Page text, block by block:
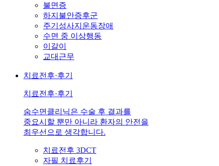
불면증
하지불안증후군
주기성사지운동장애
수면 중 이상행동
이갈이
교대근무
치료전후·후기
치료전후·후기
숨수면클리닉은 수술 후 결과를
중요시할 뿐만 아니라 환자의 안전을
최우선으로 생각합니다.
치료전후 3DCT
자필 치료후기